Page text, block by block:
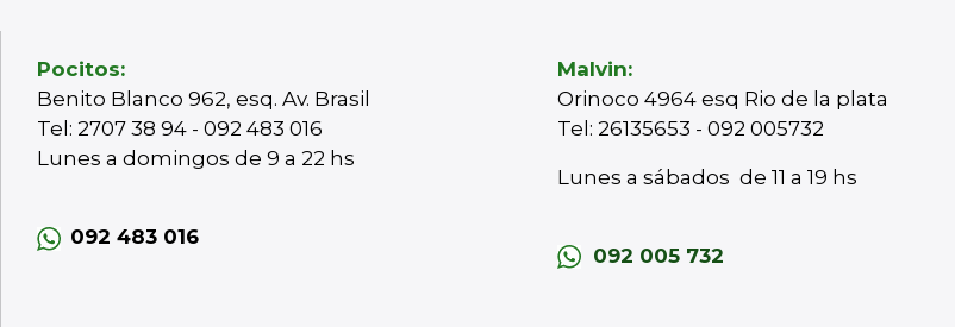
Pocitos:
Benito Blanco 962, esq. Av. Brasil
Tel: 2707 38 94 - 092 483 016
Lunes a domingos de 9 a 22 hs
092 483 016
Malvin:
Orinoco 4964 esq Rio de la plata
Tel: 26135653 - 092 005732
Lunes a sábados de 11 a 19 hs
092 005 732